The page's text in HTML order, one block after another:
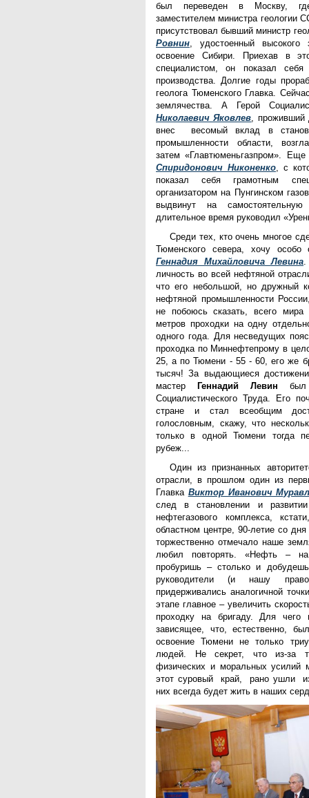
был переведен в Москву,
заместителем министра геологии
присутствовал бывший министр
Ровнин, удостоенный высокого
освоение Сибири. Приехав в
специалистом, он показал себя
производства. Долгие годы
геолога Тюменского Главка.
землячества. А Герой
Николаевич Яковлев, проживший
внес весомый вклад в
промышленности области,
затем «Главтюменьгазпром».
Спиридонович Никоненко, с
показал себя грамотным
организатором на Пунгинском
выдвинут на
длительное время руководил
Среди тех, кто очень многое
Тюменского севера, хочу особо
Геннадия Михайловича Левина.
личность во всей нефтяной
что его небольшой, но дружный
нефтяной промышленности
не побоюсь сказать, всего
метров проходки на одну
одного года. Для несведущих
проходка по Миннефтепрому в
25, а по Тюмени - 55 - 60, его же
тысяч! За выдающиеся
мастер
Геннадий Левин был
Социалистического Труда. Его
стране и стал всеобщим
голословным, скажу, что
только в одной Тюмени тогда
рубеж...
Один из признанных
отрасли, в прошлом один из
Главка Виктор Иванович
след в становлении и развитии
нефтегазового комплекса,
областном центре, 90-летие со
торжественно отмечало наше
любил повторять. «Нефть – на
пробуришь – столько и
руководители (и нашу
придерживались аналогичной
этапе главное – увеличить
проходку на бригаду. Для чего
зависящее, что, естественно,
освоение Тюмени не только
людей. Не секрет, что из-за
физических и моральных усилий
этот суровый край, рано ушли
них всегда будет жить в наших